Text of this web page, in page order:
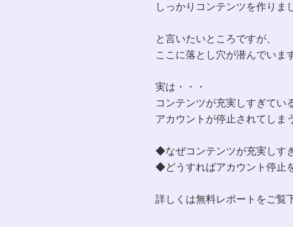
しっかりコンテンツを作りま
と言いたいところですが、
ここに落とし穴が潜んでいま
実は・・・
コンテンツが充実しすぎてい
アカウントが停止されてしま
◆なぜコンテンツが充実しす
◆どうすればアカウント停止
詳しくは無料レポートをご覧